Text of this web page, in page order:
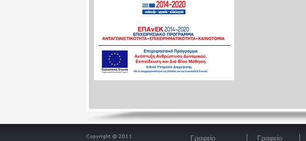
Γραφείο Γραφείο